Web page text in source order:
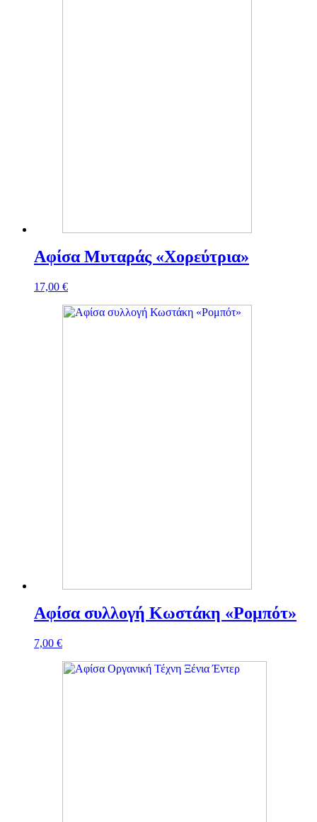
Αφίσα Μυταράς «Χορεύτρια»
17,00 €
Αφίσα συλλογή Κωστάκη «Ρομπότ»
7,00 €